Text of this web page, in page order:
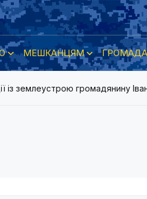
МЕШКАНЦЯМ ГРОМАДА
землеустрою громадянину